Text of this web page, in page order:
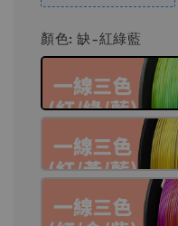
顏色: 缺-紅綠藍